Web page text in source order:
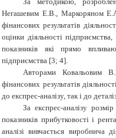
Негашевим Е.В., Маркоряном
фінансових результатів
оцінки діяльності
показників які прямо
підприємства [3; 4].
Авторами Ковальовим
фінансових результатів
до експрес-аналізу, так і до
За експрес-аналізу розмір
показників прибутковості і
аналізі вивчається виробнича